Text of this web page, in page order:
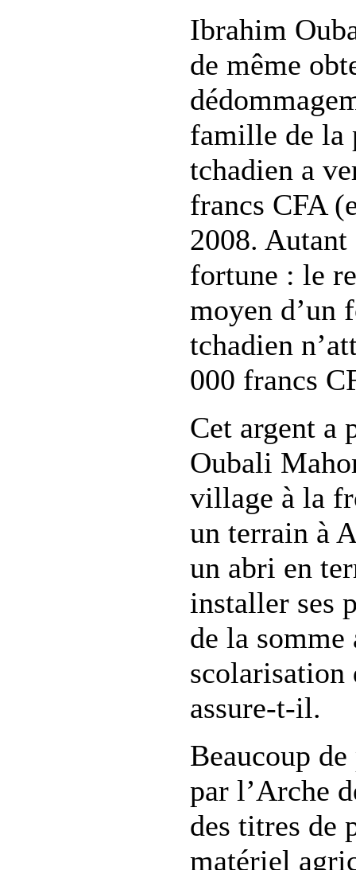
Ibrahim
de même
famille de la
tchadien a
francs CFA
2008.
fortune : le
moyen d’un
tchadien
000 francs
Cet argent a
Oubali
village à la
un terrain à
un abri en
installer ses
de la somme
scolarisation
assure-t-il.
Beaucoup
par l’Arche
des titres de
matériel